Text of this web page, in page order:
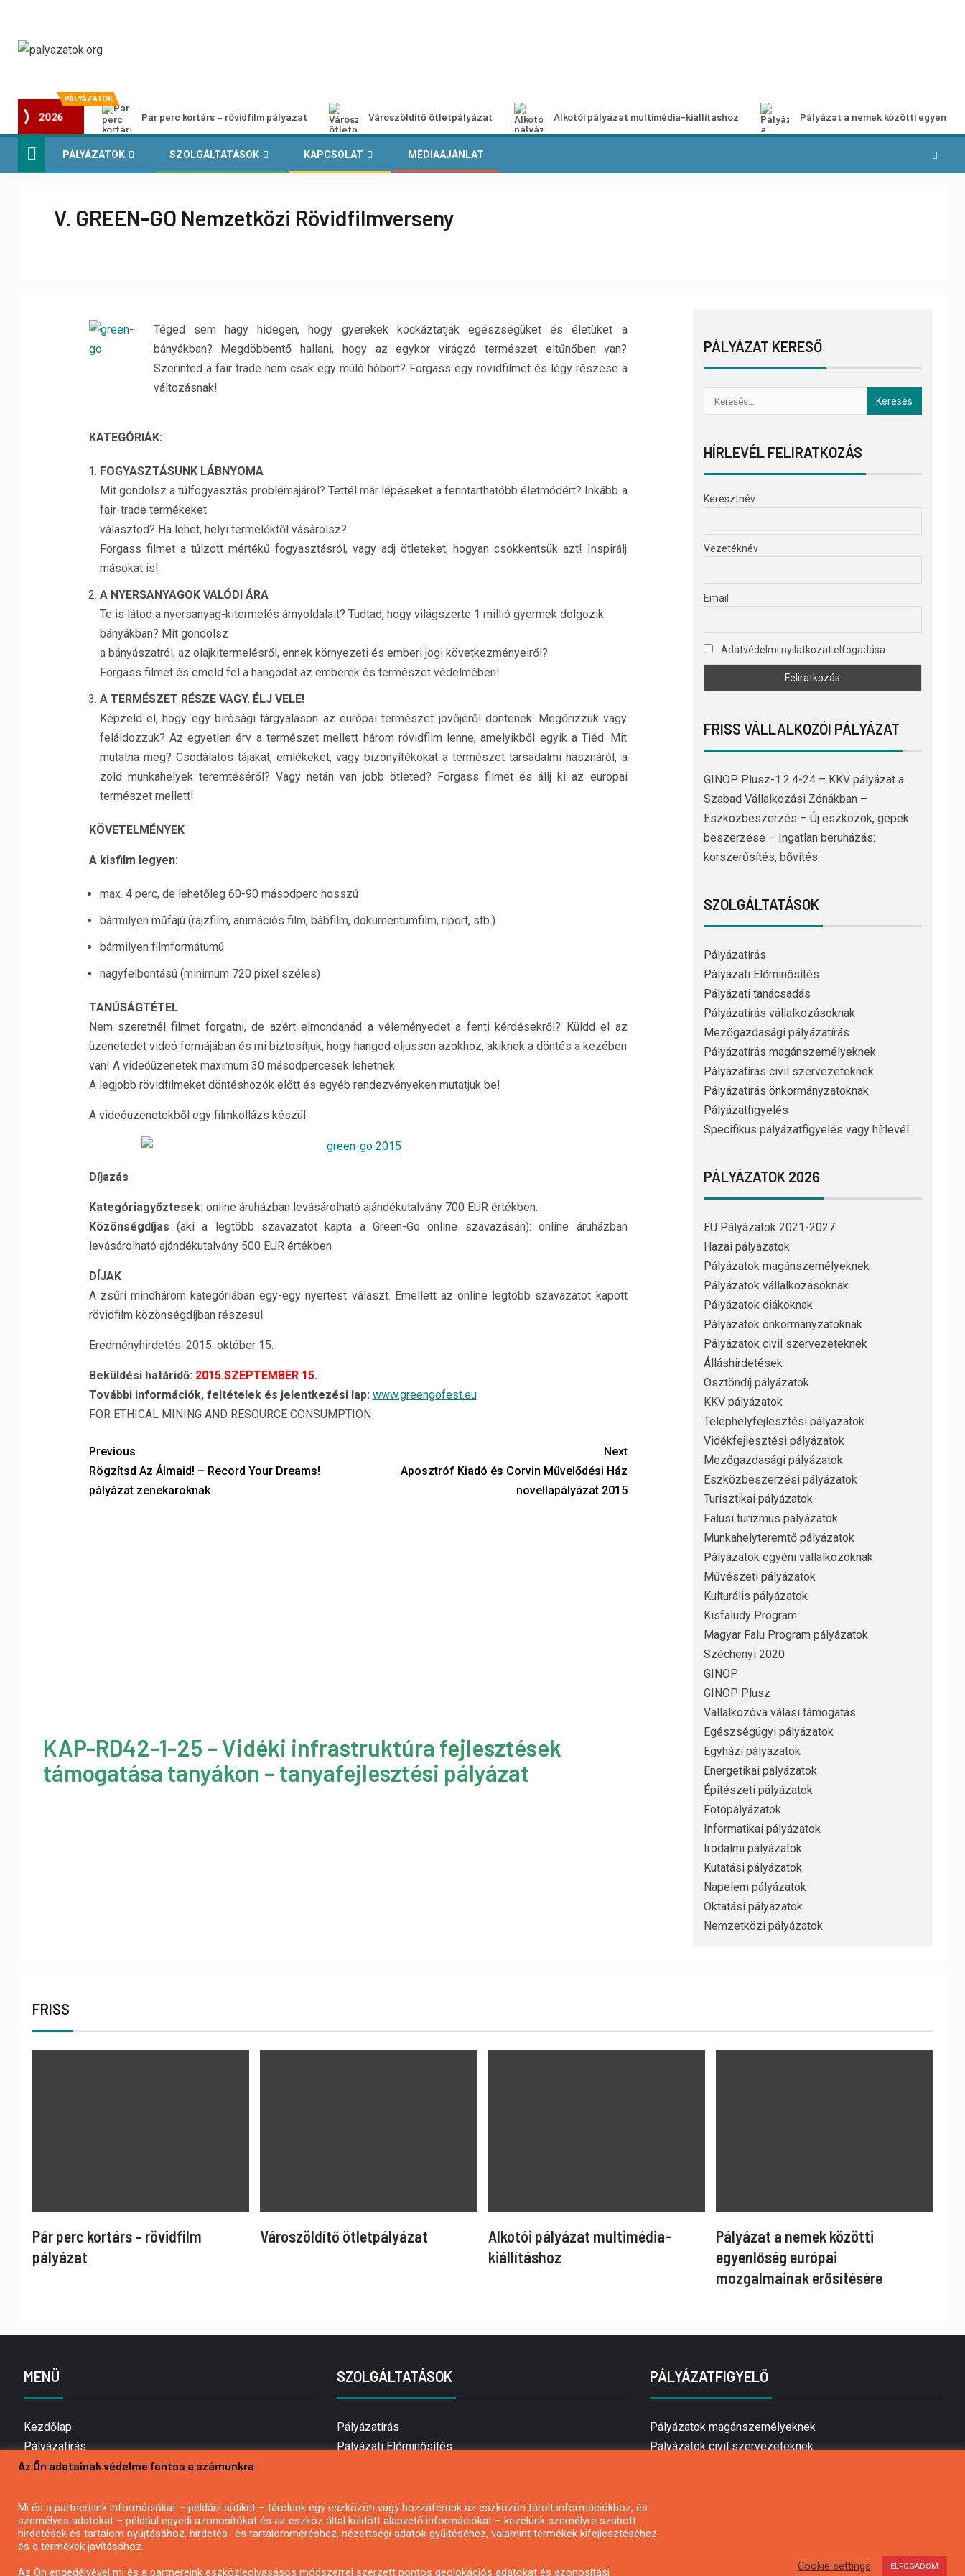
PÁLYÁZATOK
2026 Pár perc kortárs – rövidfilm pályázat Városzöldítő ötletpályázat Alkotói pályázat multimédia-kiállításhoz Pályázat a nemek közötti
PÁLYÁZATOK SZOLGÁLTATÁSOK KAPCSOLAT MÉDIAAJÁNLAT
V. GREEN-GO Nemzetközi Rövidfilmverseny
Téged sem hagy hidegen, hogy gyerekek kockáztatják egészségüket és életüket a
bányákban? Megdöbbentő hallani, hogy az egykor virágzó természet eltűnőben van?
Szerinted a fair trade nem csak egy múló hóbort? Forgass egy rövidfilmet és légy részese a
változásnak!
KATEGÓRIÁK:
FOGYASZTÁSUNK LÁBNYOMA
Mit gondolsz a túlfogyasztás problémájáról? Tettél már lépéseket a fenntarthatóbb életmódért? Inkább a
fair-trade termékeket
választod? Ha lehet, helyi termelőktől vásárolsz?
Forgass filmet a túlzott mértékű fogyasztásról, vagy adj ötleteket, hogyan csökkentsük azt! Inspirálj
másokat is!
A NYERSANYAGOK VALÓDI ÁRA
Te is látod a nyersanyag-kitermelés árnyoldalait? Tudtad, hogy világszerte 1 millió gyermek dolgozik
bányákban? Mit gondolsz
a bányászatról, az olajkitermelésről, ennek környezeti és emberi jogi következményeiről?
Forgass filmet és emeld fel a hangodat az emberek és természet védelmében!
A TERMÉSZET RÉSZE VAGY. ÉLJ VELE!
Képzeld el, hogy egy bírósági tárgyaláson az európai természet jövőjéről döntenek. Megőrizzük vagy
feláldozzuk? Az egyetlen érv a természet mellett három rövidfilm lenne, amelyikből egyik a Tiéd. Mit
mutatna meg? Csodálatos tájakat, emlékeket, vagy bizonyítékokat a természet társadalmi hasznáról, a
zöld munkahelyek teremtéséről? Vagy netán van jobb ötleted? Forgass filmet és állj ki az európai
természet mellett!
KÖVETELMÉNYEK
A kisfilm legyen:
max. 4 perc, de lehetőleg 60-90 másodperc hosszú
bármilyen műfajú (rajzfilm, animációs film, bábfilm, dokumentumfilm, riport, stb.)
bármilyen filmformátumú
nagyfelbontású (minimum 720 pixel széles)
TANÚSÁGTÉTEL
Nem szeretnél filmet forgatni, de azért elmondanád a véleményedet a fenti kérdésekről? Küldd el az
üzenetedet videó formájában és mi biztosítjuk, hogy hangod eljusson azokhoz, akiknek a döntés a kezében
van! A videóüzenetek maximum 30 másodpercesek lehetnek.
A legjobb rövidfilmeket döntéshozók előtt és egyéb rendezvényeken mutatjuk be!
A videóüzenetekből egy filmkollázs készül.
Díjazás
Kategóriagyőztesek: online áruházban levásárolható ajándékutalvány 700 EUR értékben.
Közönségdíjas (aki a legtöbb szavazatot kapta a Green-Go online szavazásán): online áruházban
levásárolható ajándékutalvány 500 EUR értékben
DÍJAK
A zsűri mindhárom kategóriában egy-egy nyertest választ. Emellett az online legtöbb szavazatot kapott
rövidfilm közönségdíjban részesül.
Eredményhirdetés: 2015. október 15.
Beküldési határidő: 2015.SZEPTEMBER 15.
További információk, feltételek és jelentkezési lap: www.greengofest.eu
FOR ETHICAL MINING AND RESOURCE CONSUMPTION
Previous
Rögzítsd Az Álmaid! – Record Your Dreams!
pályázat zenekaroknak
Next
Aposztróf Kiadó és Corvin Művelődési Ház
novellapályázat 2015
KAP-RD42-1-25 – Vidéki infrastruktúra fejlesztések
támogatása tanyákon – tanyafejlesztési pályázat
PÁLYÁZAT KERESŐ
HÍRLEVÉL FELIRATKOZÁS
Keresztnév
Vezetéknév
Email
Adatvédelmi nyilatkozat elfogadása
FRISS VÁLLALKOZÓI PÁLYÁZAT
GINOP Plusz-1.2.4-24 – KKV pályázat a
Szabad Vállalkozási Zónákban –
Eszközbeszerzés – Új eszközök, gépek
beszerzése – Ingatlan beruházás:
korszerűsítés, bővítés
SZOLGÁLTATÁSOK
Pályázatírás
Pályázati Előminősítés
Pályázati tanácsadás
Pályázatírás vállalkozásoknak
Mezőgazdasági pályázatírás
Pályázatírás magánszemélyeknek
Pályázatírás civil szervezeteknek
Pályázatírás önkormányzatoknak
Pályázatfigyelés
Specifikus pályázatfigyelés vagy hírlevél
PÁLYÁZATOK 2026
EU Pályázatok 2021-2027
Hazai pályázatok
Pályázatok magánszemélyeknek
Pályázatok vállalkozásoknak
Pályázatok diákoknak
Pályázatok önkormányzatoknak
Pályázatok civil szervezeteknek
Álláshirdetések
Ösztöndíj pályázatok
KKV pályázatok
Telephelyfejlesztési pályázatok
Vidékfejlesztési pályázatok
Mezőgazdasági pályázatok
Eszközbeszerzési pályázatok
Turisztikai pályázatok
Falusi turizmus pályázatok
Munkahelyteremtő pályázatok
Pályázatok egyéni vállalkozóknak
Művészeti pályázatok
Kulturális pályázatok
Kisfaludy Program
Magyar Falu Program pályázatok
Széchenyi 2020
GINOP
GINOP Plusz
Vállalkozóvá válási támogatás
Egészségügyi pályázatok
Egyházi pályázatok
Energetikai pályázatok
Építészeti pályázatok
Fotópályázatok
Informatikai pályázatok
Irodalmi pályázatok
Kutatási pályázatok
Napelem pályázatok
Oktatási pályázatok
Nemzetközi pályázatok
FRISS
Pár perc kortárs – rövidfilm
pályázat
Városzöldítő ötletpályázat
Alkotói pályázat multimédia-
kiállításhoz
Pályázat a nemek közötti
egyenlőség európai
mozgalmainak erősítésére
MENÜ
Kezdőlap
Pályázatírás
Bemutatkozás
Hírlevél feliratkozás
Impresszum
Kapcsolat
SZOLGÁLTATÁSOK
Pályázatírás
Pályázati Előminősítés
Mezőgazdasági pályázatírás
Pályázatírás magánszemélyeknek
Pályázatírás civil szervezeteknek
PÁLYÁZATFIGYELŐ
Pályázatok magánszemélyeknek
Pályázatok civil szervezeteknek
Az Ön adatainak védelme fontos a számunkra
Mi és a partnereink információkat – például sütiket – tárolunk egy eszközön vagy hozzáférünk az eszközön tárolt információkhoz, és
személyes adatokat – például egyedi azonosítókat és az eszköz által küldött alapvető információkat – kezelünk személyre szabott
hirdetések és tartalom nyújtásához, hirdetés- és tartalomméréshez, nézettségi adatok gyűjtéséhez, valamint termékek kifejlesztéséhez
és a termékek javításához.
Az Ön engedélyével mi és a partnereink eszközleolvasásos módszerrel szerzett pontos geolokációs adatokat és azonosítási
Cookie settings ELFOGADOM